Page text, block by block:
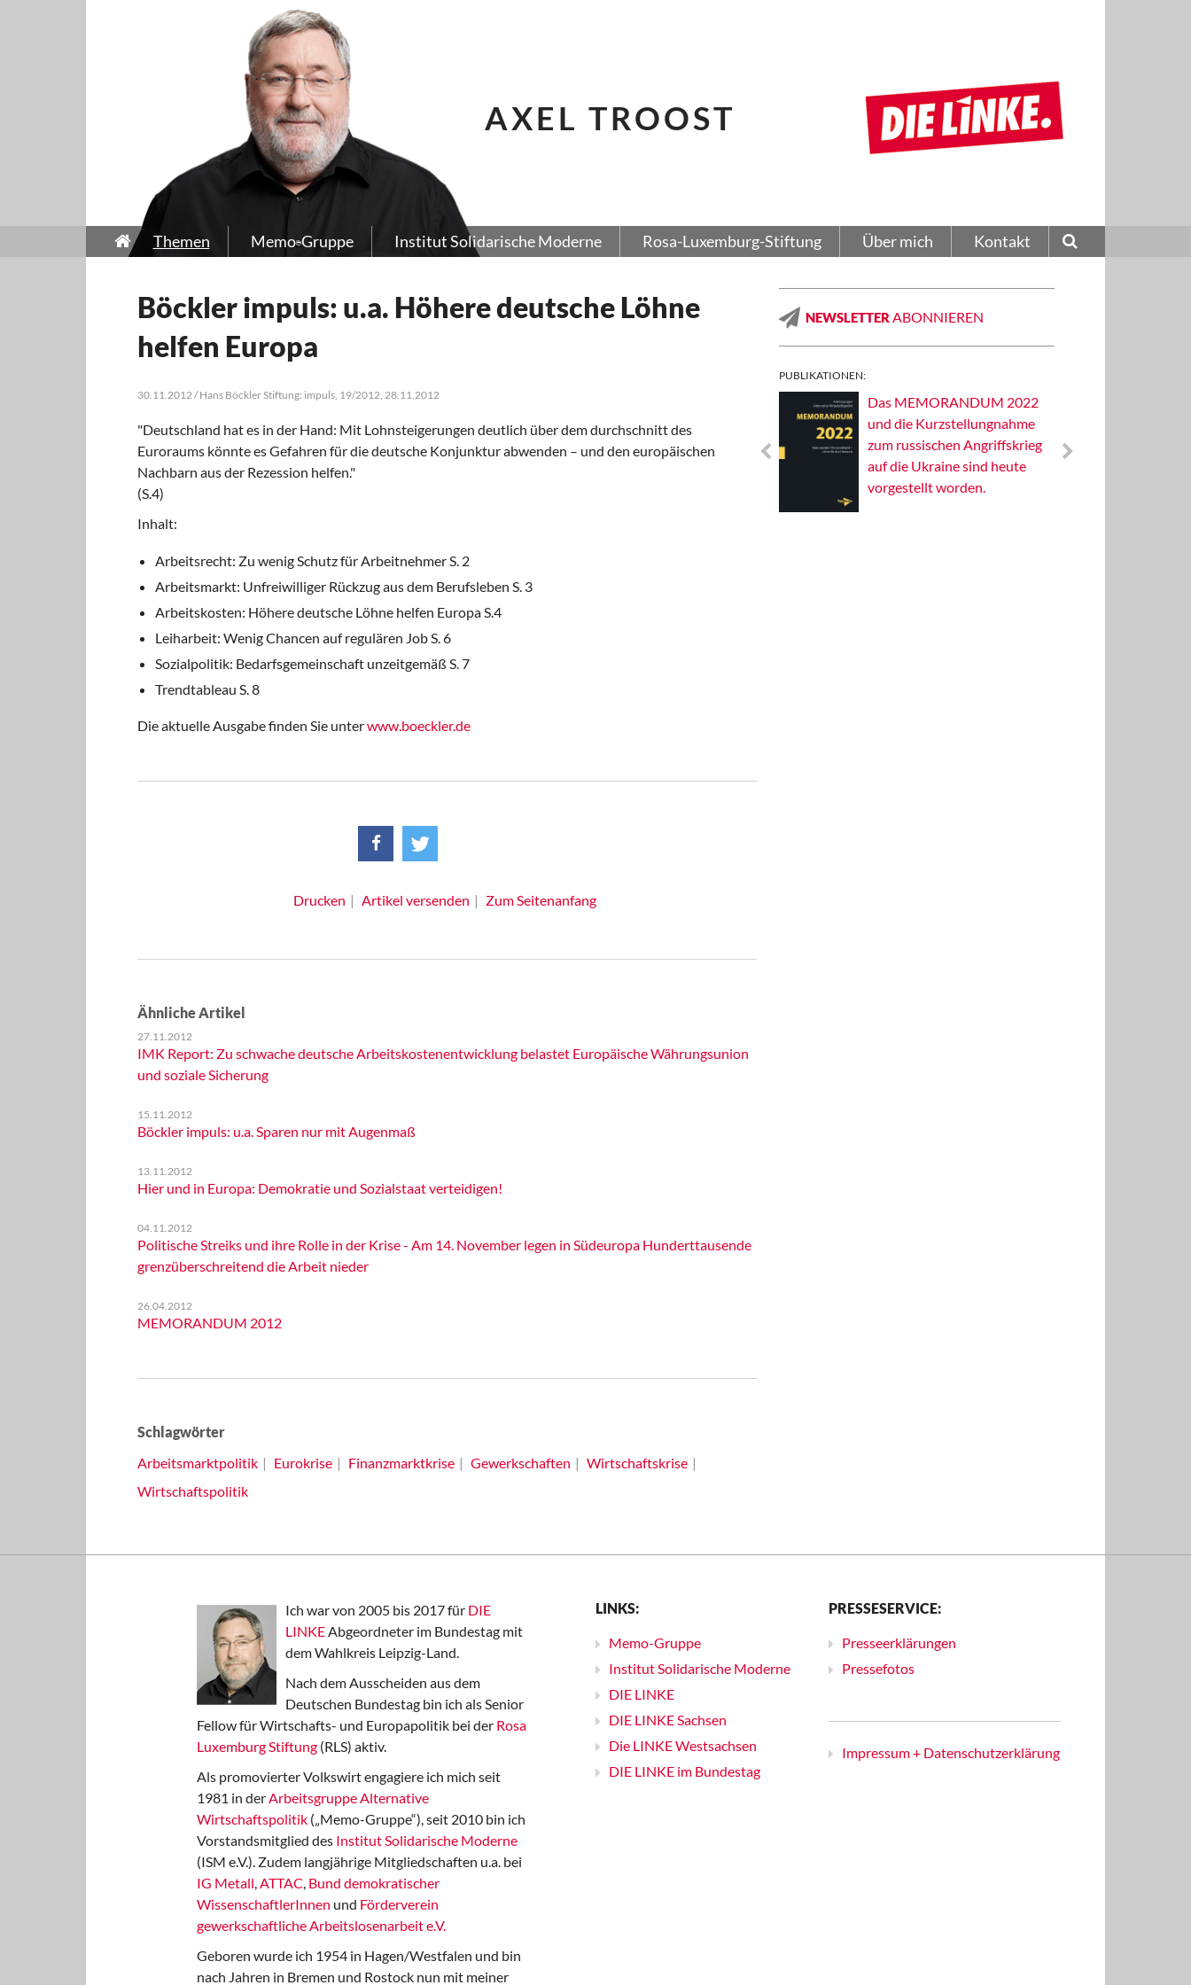
AXEL TROOST
Themen Memo-Gruppe Institut Solidarische Moderne Rosa-Luxemburg-Stiftung Über mich Kontakt
Böckler impuls: u.a. Höhere deutsche Löhne
helfen Europa
30.11.2012 / Hans Böckler Stiftung: impuls, 19/2012, 28.11.2012
"Deutschland hat es in der Hand: Mit Lohnsteigerungen deutlich über dem durchschnitt des
Euroraums könnte es Gefahren für die deutsche Konjunktur abwenden – und den europäischen
Nachbarn aus der Rezession helfen."
(S.4)
Inhalt:
Arbeitsrecht: Zu wenig Schutz für Arbeitnehmer S. 2
Arbeitsmarkt: Unfreiwilliger Rückzug aus dem Berufsleben S. 3
Arbeitskosten: Höhere deutsche Löhne helfen Europa S.4
Leiharbeit: Wenig Chancen auf regulären Job S. 6
Sozialpolitik: Bedarfsgemeinschaft unzeitgemäß S. 7
Trendtableau S. 8
Die aktuelle Ausgabe finden Sie unterwww.boeckler.de
Drucken Artikel versenden Zum Seitenanfang
Ähnliche Artikel
27.11.2012
IMK Report: Zu schwache deutsche Arbeitskostenentwicklung belastet Europäische Währungsunion
und soziale Sicherung
15.11.2012
Böckler impuls: u.a. Sparen nur mit Augenmaß
13.11.2012
Hier und in Europa: Demokratie und Sozialstaat verteidigen!
04.11.2012
Politische Streiks und ihre Rolle in der Krise - Am 14. November legen in Südeuropa Hunderttausende
grenzüberschreitend die Arbeit nieder
26.04.2012
MEMORANDUM 2012
Schlagwörter
Arbeitsmarktpolitik
Eurokrise Finanzmarktkrise Gewerkschaften
Wirtschaftskrise
Wirtschaftspolitik
NEWSLETTER ABONNIEREN
PUBLIKATIONEN:
Mosaiklinke Perspektiven
Das MEMORANDUM 2022
und die Kurzstellungnahme
zum russischen Angriffskrieg
auf die Ukraine sind heute
vorgestellt worden.
Ich war von 2005 bis 2017 für DIE
LINKEAbgeordneter im Bundestag mit
dem Wahlkreis Leipzig-Land.
Nach dem Ausscheiden aus dem
Deutschen Bundestag bin ich als Senior
Fellow für Wirtschafts- und Europapolitik bei der Rosa
Luxemburg Stiftung (RLS) aktiv.
Als promovierter Volkswirt engagiere ich mich seit
1981 in derArbeitsgruppe Alternative
Wirtschaftspolitik („Memo-Gruppe“), seit 2010 bin ich
Vorstandsmitglied des Institut Solidarische Moderne
(ISM e.V.). Zudem langjährige Mitgliedschaften u.a. bei
IG Metall,ATTAC, Bund demokratischer
WissenschaftlerInnen und Förderverein
gewerkschaftliche Arbeitslosenarbeit e.V.
Geboren wurde ich 1954 in Hagen/Westfalen und bin
nach Jahren in Bremen und Rostock nun mit meiner
LINKS:
Memo-Gruppe
Institut Solidarische Moderne
DIE LINKE
DIE LINKE Sachsen
Die LINKE Westsachsen
DIE LINKE im Bundestag
PRESSESERVICE:
Presseerklärungen
Pressefotos
Impressum + Datenschutzerklärung